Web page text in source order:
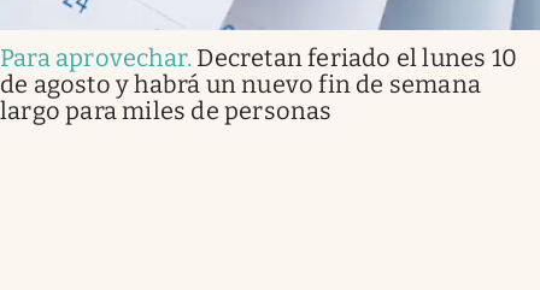
Para aprovechar. Decretan feriado el lunes 10
de agosto y habrá un nuevo fin de semana
largo para miles de personas